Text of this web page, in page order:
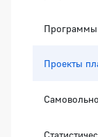
Программы
Проекты